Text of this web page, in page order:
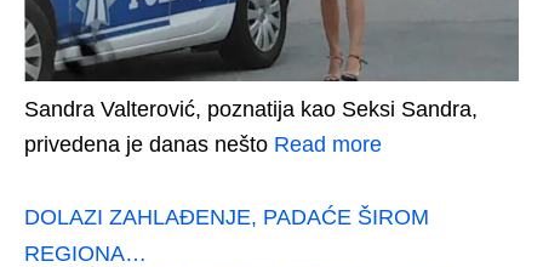
Sandra Valterović, poznatija kao Seksi Sandra,
privedena je danas nešto Read more
DOLAZI ZAHLAĐENJE, PADAĆE ŠIROM
REGIONA…